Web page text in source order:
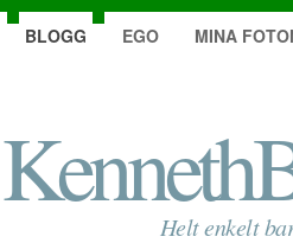
Helt enkelt
BLOGG EGO MINA